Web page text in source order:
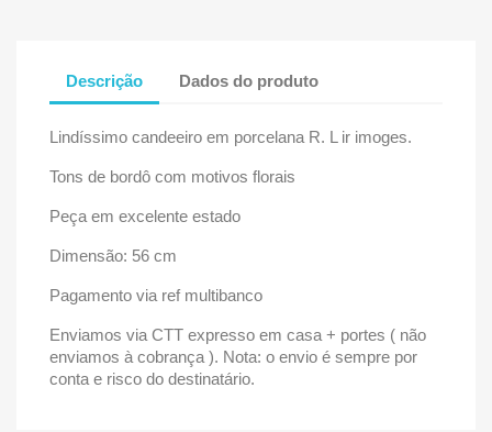
Descrição Dados do produto
Lindíssimo candeeiro em porcelana R. L ir imoges.
Tons de bordô com motivos florais
Peça em excelente estado
Dimensão: 56 cm
Pagamento via ref multibanco
Enviamos via CTT expresso em casa + portes ( não
enviamos à cobrança ). Nota: o envio é sempre por
conta e risco do destinatário.